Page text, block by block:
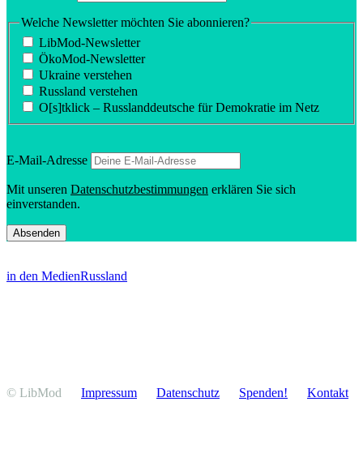
Welche Newsletter möchten Sie abonnieren?
LibMod-Newsletter
ÖkoMod-Newsletter
Ukraine verstehen
Russland verstehen
O[s]tklick – Russland­deutsche für Demokratie im Netz
E‑Mail-Adresse
Mit unseren Daten­schutz­be­stim­mungen erklären Sie sich
einverstanden.
in den MedienRussland
© LibMod Impressum Daten­schutz Spenden! Kontakt